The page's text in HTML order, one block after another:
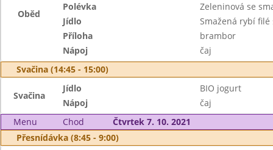
Oběd
Polévka
Zeleninová se
Jídlo
Smažená rybí filé
Příloha
brambor
Nápoj
čaj
Svačina (14:45 - 15:00)
Svačina
Jídlo
BIO jogurt
Nápoj
čaj
Menu
Chod
Čtvrtek 7. 10. 2021
Přesnídávka (8:45 - 9:00)